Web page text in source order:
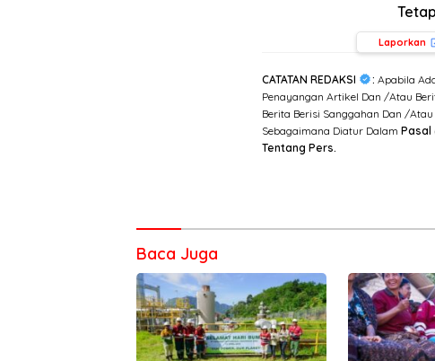
Laporkan
CATATAN REDAKSI : Apabila
Penayangan Artikel Dan /Atau
Berita Berisi Sanggahan Dan /
Sebagaimana Diatur Dalam Pasal
Tentang Pers.
Baca Juga